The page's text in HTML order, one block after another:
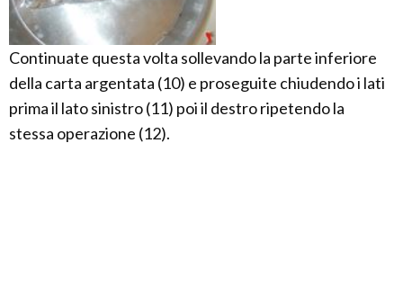
Continuate questa volta sollevando la parte inferiore
della carta argentata (10) e proseguite chiudendo i lati
prima il lato sinistro (11) poi il destro ripetendo la
stessa operazione (12).